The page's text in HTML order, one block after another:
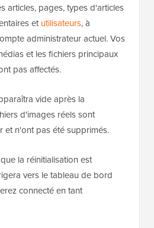
articles, pages, types d'articles
etutilisateurs, à
administrateur actuel. Vos
et les fichiers principaux
pas affectés.
vide après la
d'images réels sont
et n'ont pas été supprimés.
la réinitialisation est
vers le tableau de bord
connecté en tant